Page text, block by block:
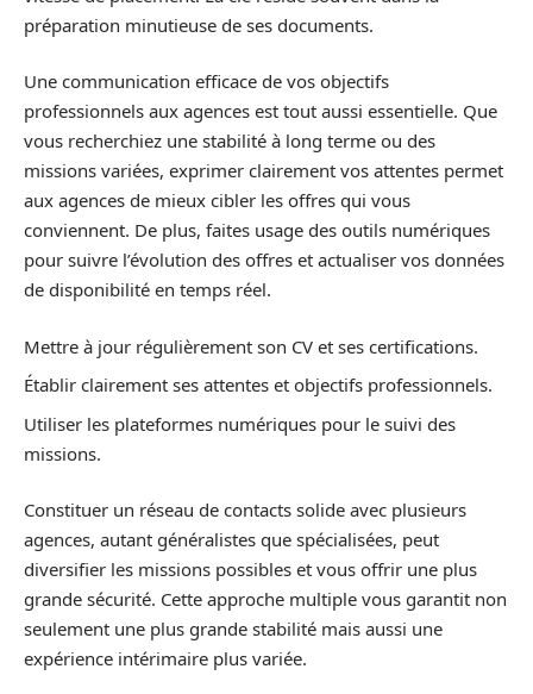
préparation minutieuse de ses documents.
Une communication efficace de vos objectifs
professionnels aux agences est tout aussi essentielle. Que
vous recherchiez une stabilité à long terme ou des
missions variées, exprimer clairement vos attentes permet
aux agences de mieux cibler les offres qui vous
conviennent. De plus, faites usage des outils numériques
pour suivre l’évolution des offres et actualiser vos données
de disponibilité en temps réel.
Mettre à jour régulièrement son CV et ses certifications.
Établir clairement ses attentes et objectifs professionnels.
Utiliser les plateformes numériques pour le suivi des
missions.
Constituer un réseau de contacts solide avec plusieurs
agences, autant généralistes que spécialisées, peut
diversifier les missions possibles et vous offrir une plus
grande sécurité. Cette approche multiple vous garantit non
seulement une plus grande stabilité mais aussi une
expérience intérimaire plus variée.